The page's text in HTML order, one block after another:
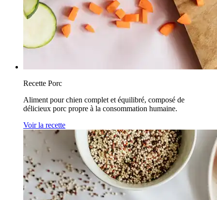
Recette Porc
Aliment pour chien complet et équilibré, composé de
délicieux porc propre à la consommation humaine.
Voir la recette